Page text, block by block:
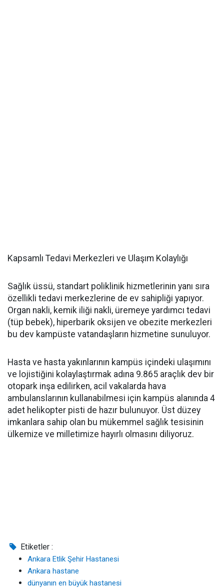
Kapsamlı Tedavi Merkezleri ve Ulaşım Kolaylığı
Sağlık üssü, standart poliklinik hizmetlerinin yanı sıra
özellikli tedavi merkezlerine de ev sahipliği yapıyor.
Organ nakli, kemik iliği nakli, üremeye yardımcı tedavi
(tüp bebek), hiperbarik oksijen ve obezite merkezleri
bu dev kampüste vatandaşların hizmetine sunuluyor.
Hasta ve hasta yakınlarının kampüs içindeki ulaşımını
ve lojistiğini kolaylaştırmak adına 9.865 araçlık dev bir
otopark inşa edilirken, acil vakalarda hava
ambulanslarının kullanabilmesi için kampüs alanında 4
adet helikopter pisti de hazır bulunuyor. Üst düzey
imkanlara sahip olan bu mükemmel sağlık tesisinin
ülkemize ve milletimize hayırlı olmasını diliyoruz.
Etiketler :
Ankara Etlik Şehir Hastanesi
Ankara hastane
dünyanın en büyük hastanesi